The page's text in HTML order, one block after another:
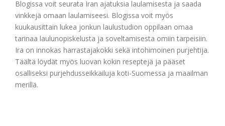
Blogissa voit seurata Iran ajatuksia laulamisesta ja saada
vinkkejä omaan laulamiseesi. Blogissa voit myös
kuukausittain lukea jonkun laulustudion oppilaan omaa
tarinaa laulunopiskelusta ja soveltamisesta omiin tarpeisiin.
Ira on innokas harrastajakokki sekä intohimoinen purjehtija.
Täältä löydät myös luovan kokin reseptejä ja pääset
osalliseksi purjehdusseikkailuja koti-Suomessa ja maailman
merillä.